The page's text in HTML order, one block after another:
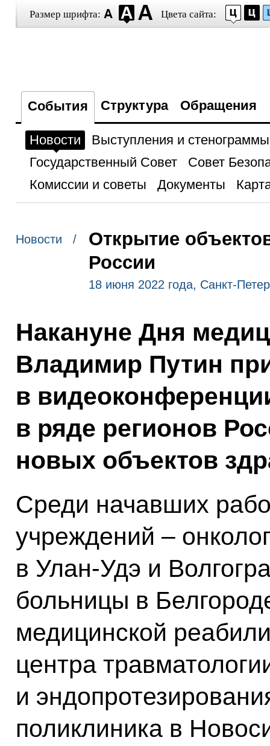
Размер шрифта: Цвета сайта:
События Структура Обращения
Новости
Выступления и стенограммы
Государственный Совет
Совет
Комиссии и советы
Документы
Новости /
Открытие
России
18 июня 2022 года, Санкт-
Накануне Дня
Владимир Путин
в
в ряде регионов
новых объектов
Среди начавших
учреждений –
в Улан-Удэ и
больницы в
медицинской
центра
и
поликлиника в